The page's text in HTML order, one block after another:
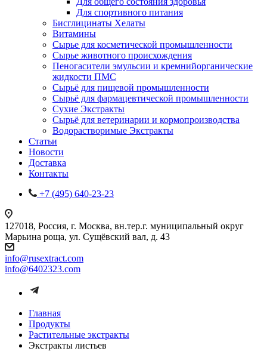
Для спортивного питания
Бисглицинаты Хелаты
Витамины
Сырье для косметической промышленности
Сырье животного происхождения
Пеногасители эмульсии и кремнийорганические
жидкости ПМС
Сырьё для пищевой промышленности
Сырьё для фармацевтической промышленности
Сухие Экстракты
Сырьё для ветеринарии и кормопроизводства
Водорастворимые Экстракты
Статьи
Новости
Доставка
Контакты
+7 (495) 640-23-23
127018, Россия, г. Москва, вн.тер.г. муниципальный округ
Марьина роща, ул. Сущёвский вал, д. 43
info@rusextract.com
info@6402323.com
Главная
Продукты
Растительные экстракты
Экстракты листьев